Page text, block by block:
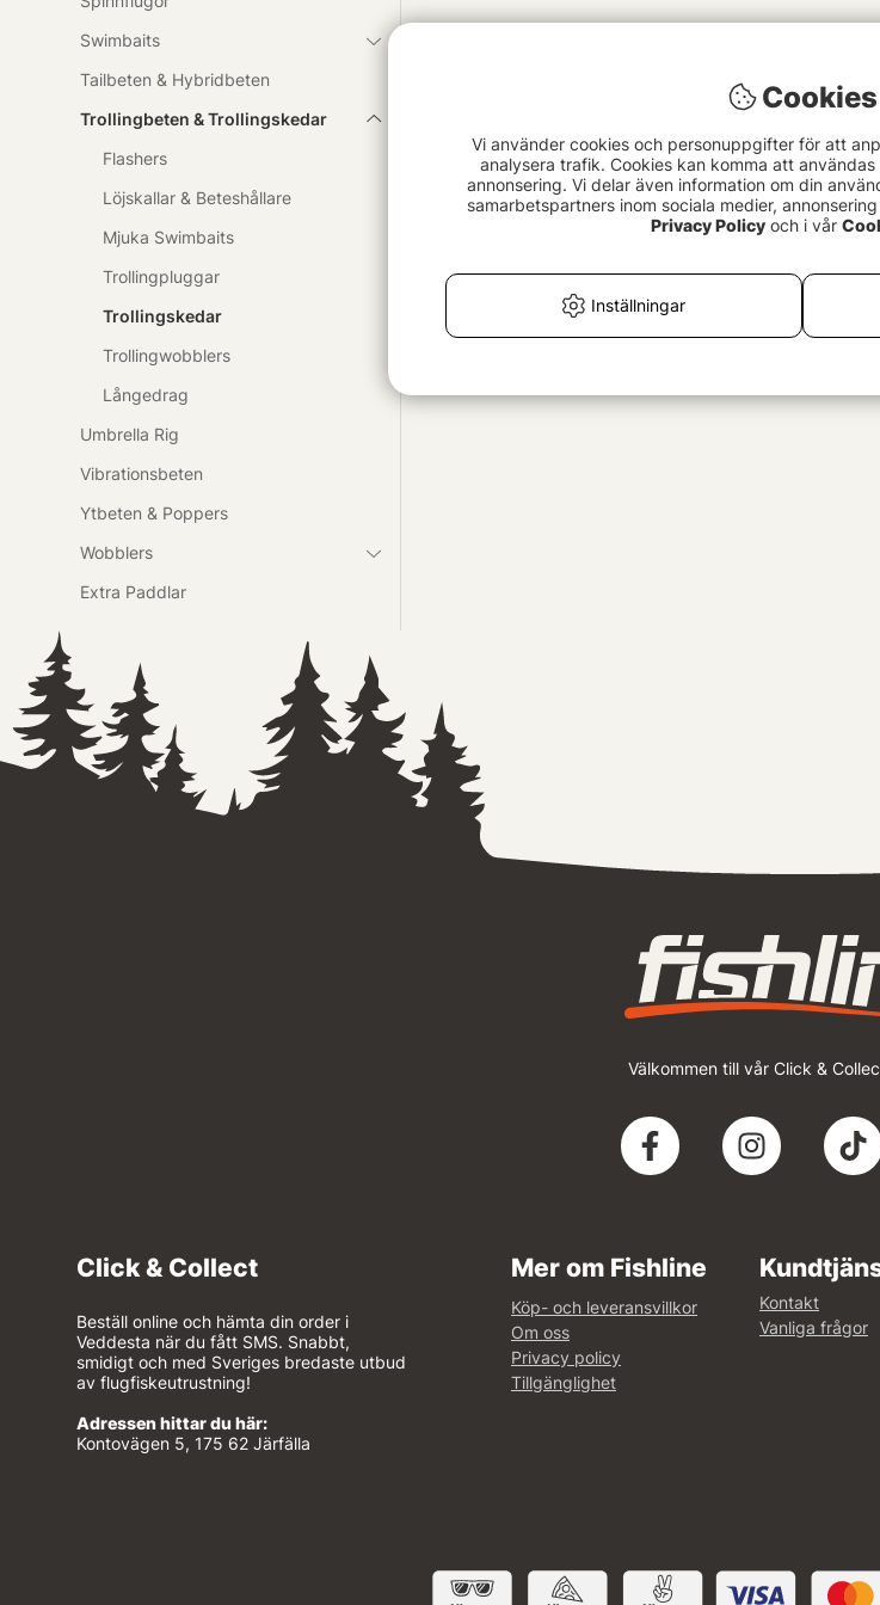
Swimbaits
Tailbeten & Hybridbeten
Trollingbeten & Trollingskedar
Flashers
Löjskallar & Beteshållare
Mjuka Swimbaits
Trollingpluggar
Trollingskedar
Trollingwobblers
Långedrag
Umbrella Rig
Vibrationsbeten
Ytbeten & Poppers
Wobblers
Extra Paddlar
Välkommen till vår Click &
Click & Collect
Beställ online och hämta din order i
Veddesta när du fått SMS. Snabbt,
smidigt och med Sveriges bredaste utbud
av flugfiskeutrustning!
Adressen hittar du här:
Kontovägen 5, 175 62 Järfälla
Mer om Fishline
Köp- och leveransvillkor
Om oss
Privacy policy
Tillgänglighet
Kontakt
Vanliga frågor
Cookies
Vi använder cookies och personuppgifter för att
analysera trafik. Cookies kan komma att
annonsering. Vi delar även information om din
samarbetspartners inom sociala medier,
Privacy Policyoch i vår
Inställningar